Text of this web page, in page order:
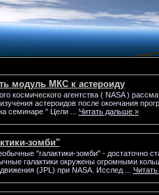
модуль МКС к астероиду
космического агентства ( NASA )
астероидов после окончания
семинаре " Цели
Читать дальше »
зомби"
"галактики-зомби" - достаточно
галактики окружены огромными
(JPL) при NASA. Исслед